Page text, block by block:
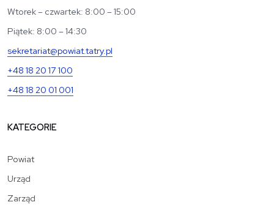
Wtorek – czwartek: 8:00 – 15:00
Piątek: 8:00 – 14:30
sekretariat@powiat.tatry.pl
+48 18 20 17 100
+48 18 20 01 001
KATEGORIE
Powiat
Urząd
Zarząd